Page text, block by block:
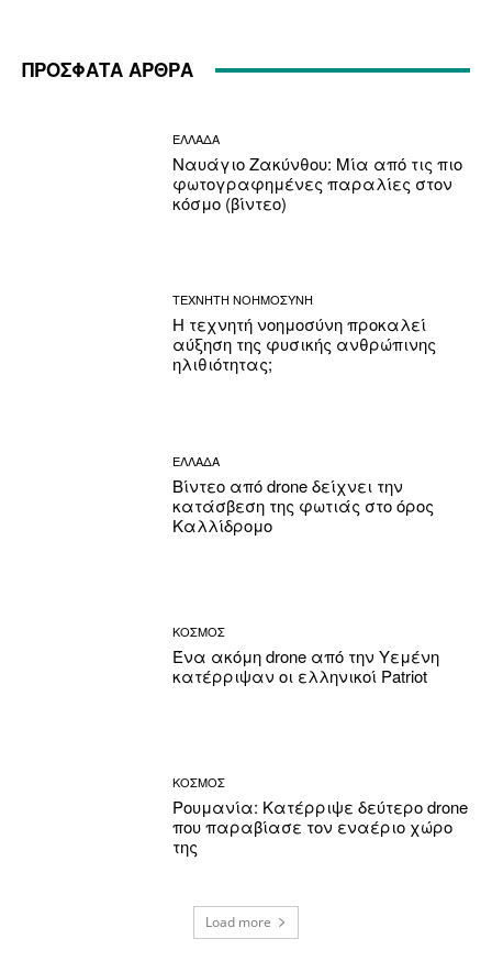
ΠΡΟΣΦΑΤΑ ΑΡΘΡΑ
ΕΛΛΑΔΑ
Ναυάγιο Ζακύνθου: Μία από τις πιο
φωτογραφημένες παραλίες στον
κόσμο (βίντεο)
ΤΕΧΝΗΤΗ ΝΟΗΜΟΣΥΝΗ
Η τεχνητή νοημοσύνη προκαλεί
αύξηση της φυσικής ανθρώπινης
ηλιθιότητας;
ΕΛΛΑΔΑ
Βίντεο από drone δείχνει την
κατάσβεση της φωτιάς στο όρος
Καλλίδρομο
ΚΟΣΜΟΣ
Ένα ακόμη drone από την Υεμένη
κατέρριψαν οι ελληνικοί Patriot
ΚΟΣΜΟΣ
Ρουμανία: Κατέρριψε δεύτερο drone
που παραβίασε τον εναέριο χώρο
της
Load more